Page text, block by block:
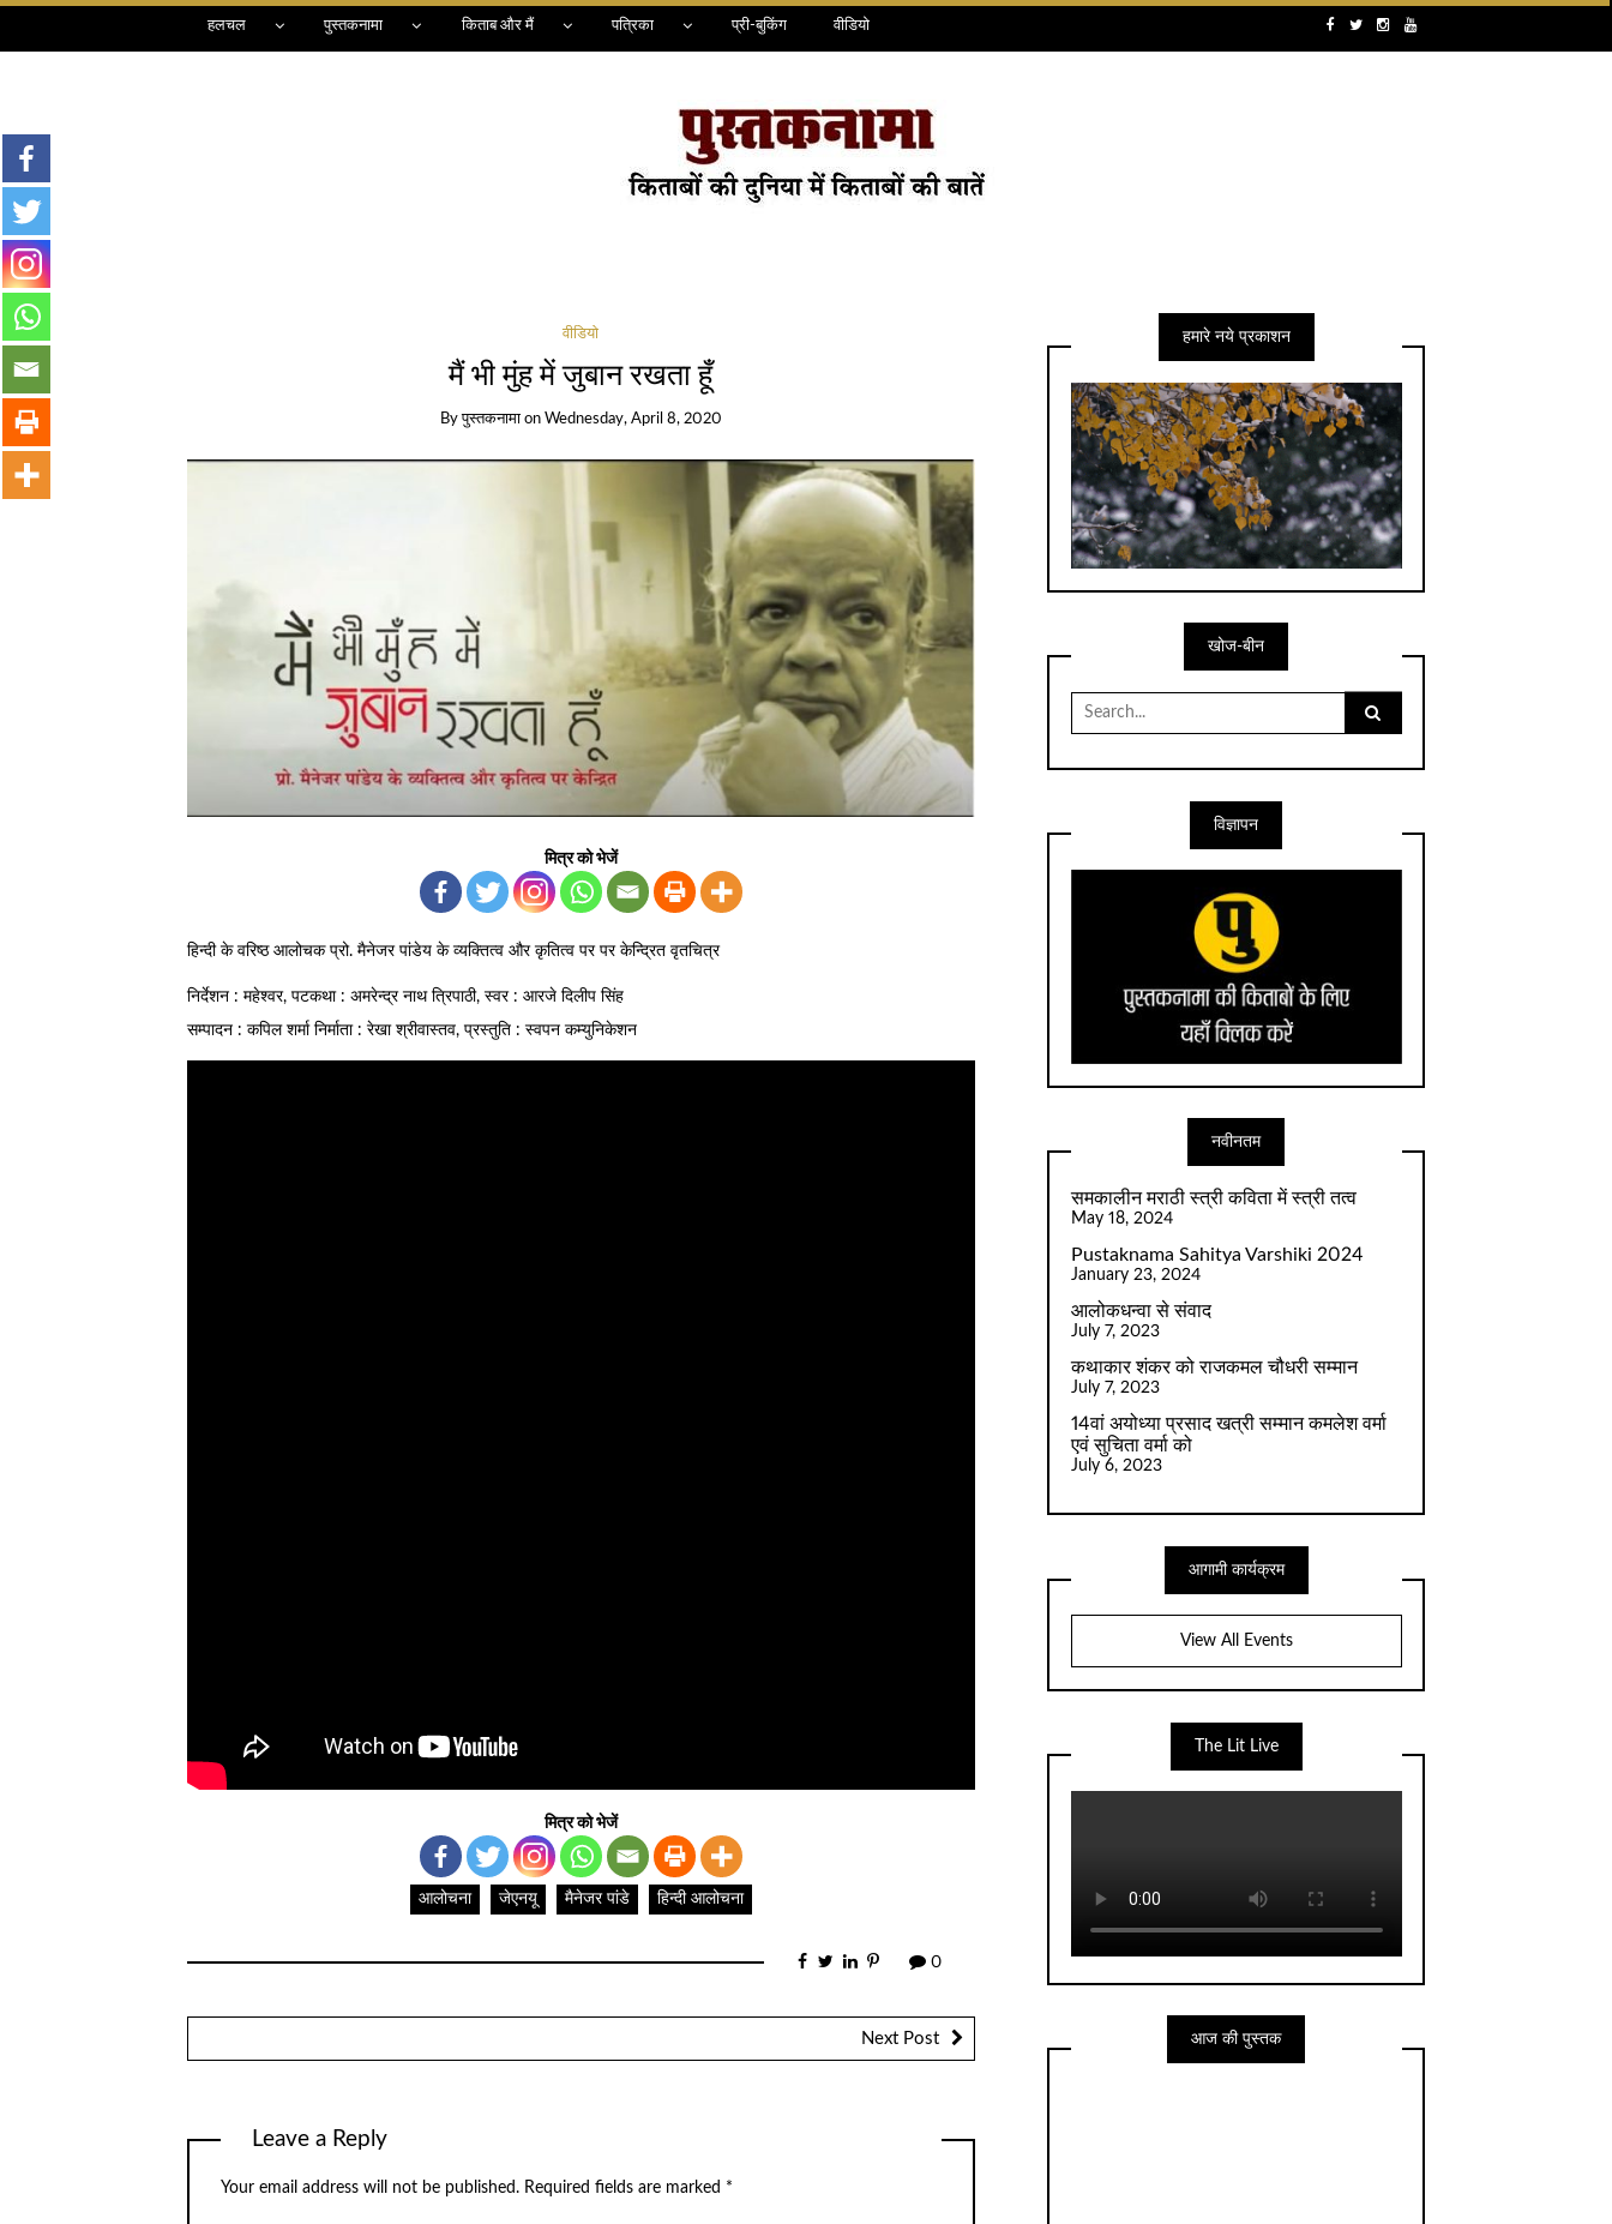
हलचल पुस्तकनामा किताब और मैं पत्रिका प्री-बुकिंग वीडियो
वीडियो
मैं भी मुंह में जुबान रखता हूँ
Byपुस्तकनामा on Wednesday, April 8, 2020
मित्र को भेजें
हिन्दी के वरिष्ठ आलोचक प्रो. मैनेजर पांडेय के व्यक्तित्व और कृतित्व पर पर केन्द्रित वृतचित्र
निर्देशन : महेश्वर, पटकथा : अमरेन्द्र नाथ त्रिपाठी, स्वर : आरजे दिलीप सिंह
सम्पादन : कपिल शर्मा निर्माता : रेखा श्रीवास्तव, प्रस्तुति : स्वपन कम्युनिकेशन
मित्र को भेजें
आलोचना जेएनयू मैनेजर पांडे हिन्दी आलोचना
0
Next Post
Leave a Reply
Your email address will not be published. Required fields are marked *
हमारे नये प्रकाशन
खोज-बीन
Search
for:
विज्ञापन
नवीनतम
समकालीन मराठी स्त्री कविता में स्त्री तत्व
May 18, 2024
Pustaknama Sahitya Varshiki 2024
January 23, 2024
आलोकधन्वा से संवाद
July 7, 2023
कथाकार शंकर को राजकमल चौधरी सम्मान
July 7, 2023
14वां अयोध्या प्रसाद खत्री सम्मान कमलेश वर्मा
एवं सुचिता वर्मा को
July 6, 2023
आगामी कार्यक्रम
View All Events
The Lit Live
आज की पुस्तक